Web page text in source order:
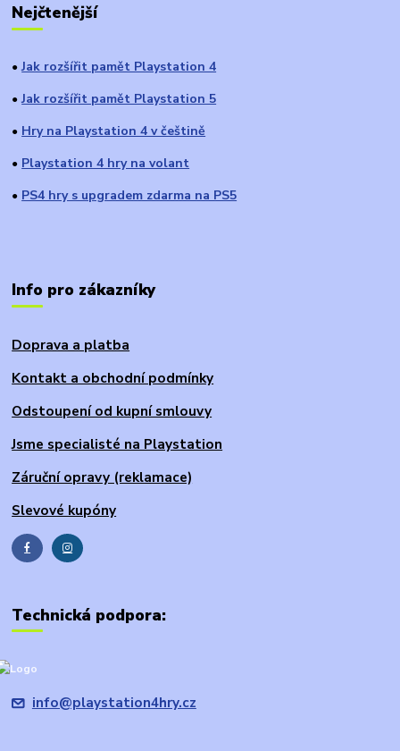
Nejčtenější
● Jak rozšířit pamět Playstation 4
● Jak rozšířit pamět Playstation 5
● Hry na Playstation 4 v češtině
● Playstation 4 hry na volant
● PS4 hry s upgradem zdarma na PS5
Info pro zákazníky
Doprava a platba
Kontakt a obchodní podmínky
Odstoupení od kupní smlouvy
Jsme specialisté na Playstation
Záruční opravy (reklamace)
Slevové kupóny
Technická podpora:
info@playstation4hry.cz